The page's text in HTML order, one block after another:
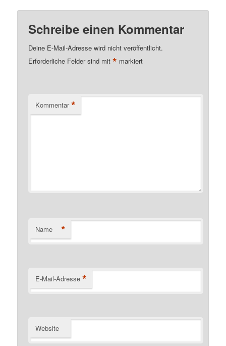
Schreibe einen Kommentar
Deine E-Mail-Adresse wird nicht veröffentlicht.
Erforderliche Felder sind mit* markiert
Kommentar *
Name *
E-Mail-Adresse *
Website